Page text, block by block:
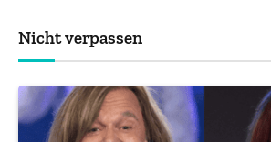
Nicht verpassen